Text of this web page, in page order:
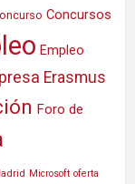
Concursos
Empleo
Erasmus
Foro de
Microsoft oferta